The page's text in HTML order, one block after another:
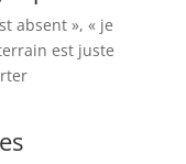
absent », « je
est juste